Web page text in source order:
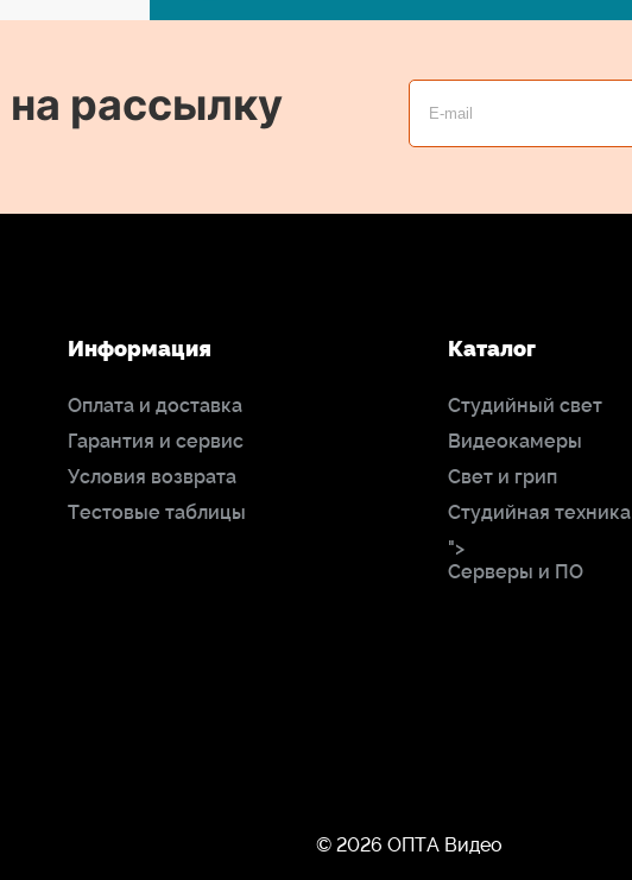
на рассылку
Информация
Оплата и доставка
Гарантия и сервис
Условия возврата
Тестовые таблицы
Каталог
Студийный свет
Видеокамеры
Свет и грип
Студийная техника
">
Серверы и ПО
© 2026 ОПТА Видео